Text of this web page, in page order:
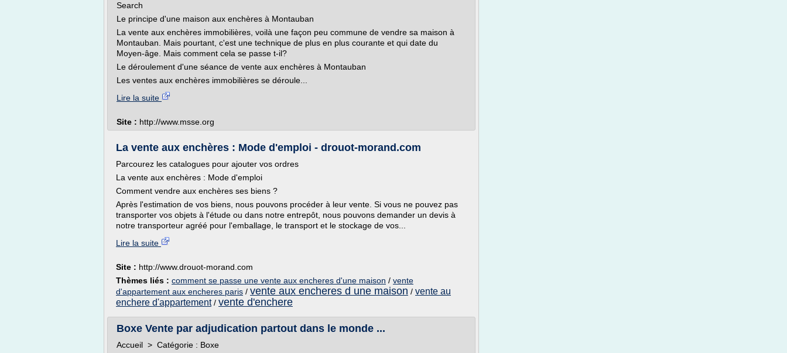
Search
Le principe d'une maison aux enchères à Montauban
La vente aux enchères immobilières, voilà une façon peu commune de vendre sa maison à
Montauban. Mais pourtant, c'est une technique de plus en plus courante et qui date du
Moyen-âge. Mais comment cela se passe t-il?
Le déroulement d'une séance de vente aux enchères à Montauban
Les ventes aux enchères immobilières se déroule...
Lire la suite
Site : http://www.msse.org
La vente aux enchères : Mode d'emploi - drouot-morand.com
Parcourez les catalogues pour ajouter vos ordres
La vente aux enchères : Mode d'emploi
Comment vendre aux enchères ses biens ?
Après l'estimation de vos biens, nous pouvons procéder à leur vente. Si vous ne pouvez pas
transporter vos objets à l'étude ou dans notre entrepôt, nous pouvons demander un devis à
notre transporteur agréé pour l'emballage, le transport et le stockage de vos...
Lire la suite
Site : http://www.drouot-morand.com
Thèmes liés : comment se passe une vente aux encheres d'une maison / vente
d'appartement aux encheres paris / vente aux encheres d une maison / vente au
enchere d'appartement/ vente d'enchere
Boxe Vente par adjudication partout dans le monde ...
Accueil > Catégorie : Boxe